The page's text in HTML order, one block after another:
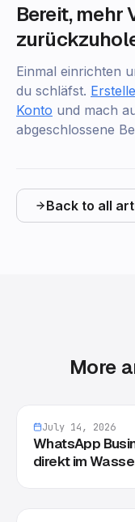
Bereit, mehr
Einmal einrichten
du schläfst.
Konto und mach
abgeschlossene
Back to all
More
July 14, 2026
WhatsApp
direkt im